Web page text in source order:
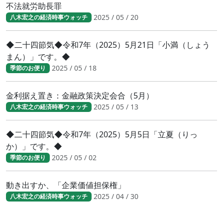
不法就労助長罪
八木宏之の経済時事ウォッチ 2025 / 05 / 20
◆二十四節気◆令和7年（2025）5月21日「小満（しょう
まん）」です。◆
季節のお便り 2025 / 05 / 18
金利据え置き：金融政策決定会合（5月）
八木宏之の経済時事ウォッチ 2025 / 05 / 13
◆二十四節気◆令和7年（2025）5月5日「立夏（りっ
か）」です。◆
季節のお便り 2025 / 05 / 02
動き出すか、「企業価値担保権」
八木宏之の経済時事ウォッチ 2025 / 04 / 30